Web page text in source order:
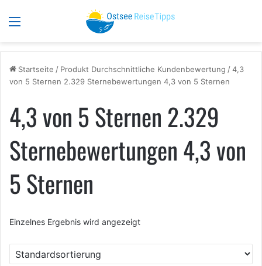
Menü
Startseite / Produkt Durchschnittliche Kundenbewertung /4,3
von 5 Sternen 2.329 Sternebewertungen 4,3 von 5 Sternen
4,3 von 5 Sternen 2.329
Sternebewertungen 4,3 von
5 Sternen
Einzelnes Ergebnis wird angezeigt